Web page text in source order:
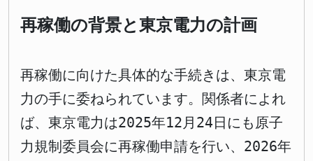
再稼働の背景と東京電力の計画
再稼働に向けた具体的な手続きは、東京電
力の手に委ねられています。関係者によれ
ば、東京電力は2025年12月24日にも原子
力規制委員会に再稼働申請を行い、2026年